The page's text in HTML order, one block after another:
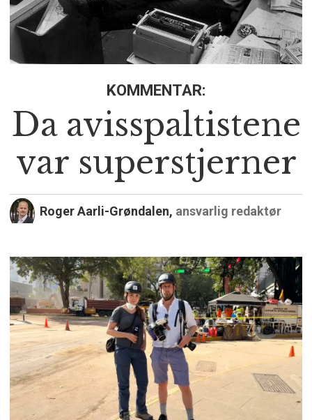
KOMMENTAR:
Da avisspaltistene
var superstjerner
Roger Aarli-Grøndalen, ansvarlig redaktør